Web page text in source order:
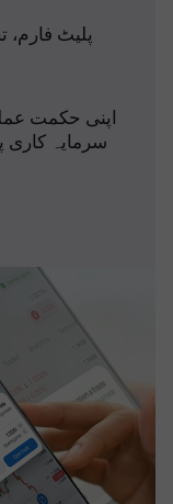
پلیٹ فارم،
اپنی حکمت
سرمایہ کاری